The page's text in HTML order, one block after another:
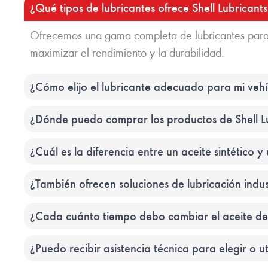
¿Qué tipos de lubricantes ofrece Shell
Ofrecemos una gama completa de lubricantes
maximizar el rendimiento y la durabilidad.
¿Cómo elijo el lubricante adecuado para mi
¿Dónde puedo comprar los productos de Shell
¿Cuál es la diferencia entre un aceite sintético y
¿También ofrecen soluciones de lubricación
¿Cada cuánto tiempo debo cambiar el aceite
¿Puedo recibir asistencia técnica para elegir o